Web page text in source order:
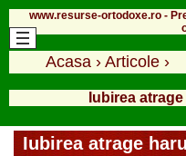
www.resurse-ortodoxe.ro -
Acasa › Articole ›
Iubirea
Iubirea atrage